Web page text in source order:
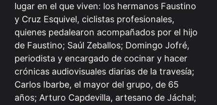
lugar en el que viven: los hermanos Faustino
y Cruz Esquivel, ciclistas profesionales,
quienes pedalearon acompañados por el hijo
de Faustino; Saúl Zeballos; Domingo Jofré,
periodista y encargado de cocinar y hacer
crónicas audiovisuales diarias de la travesía;
Carlos Ibarbe, el mayor del grupo, de 65
años; Arturo Capdevilla, artesano de Jáchal;